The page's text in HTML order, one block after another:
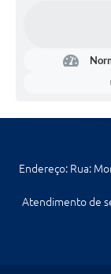
Endereço: Rua:
Atendimento de